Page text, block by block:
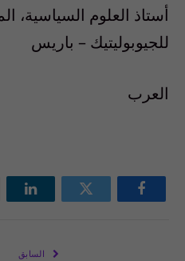
أستاذ العلوم السياسية،
للجيوبوليتيك – باريس
العرب
فيسبوك تويتر
السابق